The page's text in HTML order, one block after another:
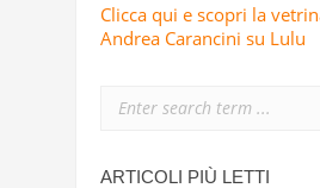
Clicca qui e scopri la
Andrea Carancini su Lulu
ARTICOLI PIÙ LETTI